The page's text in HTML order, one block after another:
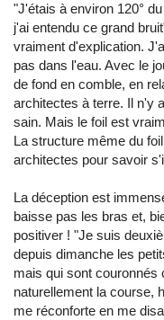
"J'étais à environ 120°
j'ai entendu ce grand
vraiment d'explication.
pas dans l'eau. Avec le
de fond en comble, en
architectes à terre. Il n'y
sain. Mais le foil est
La structure même du
architectes pour savoir
La déception est
baisse pas les bras et,
positiver ! "Je suis
depuis dimanche les
mais qui sont couronnés
naturellement la course,
me réconforte en me